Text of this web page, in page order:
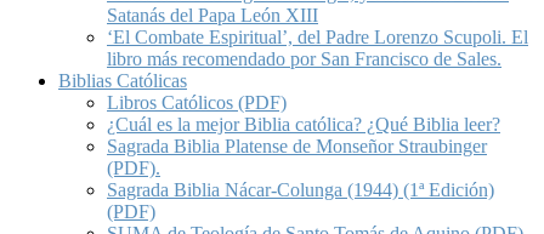
Satanás del Papa León XIII
‘El Combate Espiritual’, del Padre Lorenzo Scupoli. El
libro más recomendado por San Francisco de Sales.
Biblias Católicas
Libros Católicos (PDF)
¿Cuál es la mejor Biblia católica? ¿Qué Biblia leer?
Sagrada Biblia Platense de Monseñor Straubinger
(PDF).
Sagrada Biblia Nácar-Colunga (1944) (1ª Edición)
(PDF)